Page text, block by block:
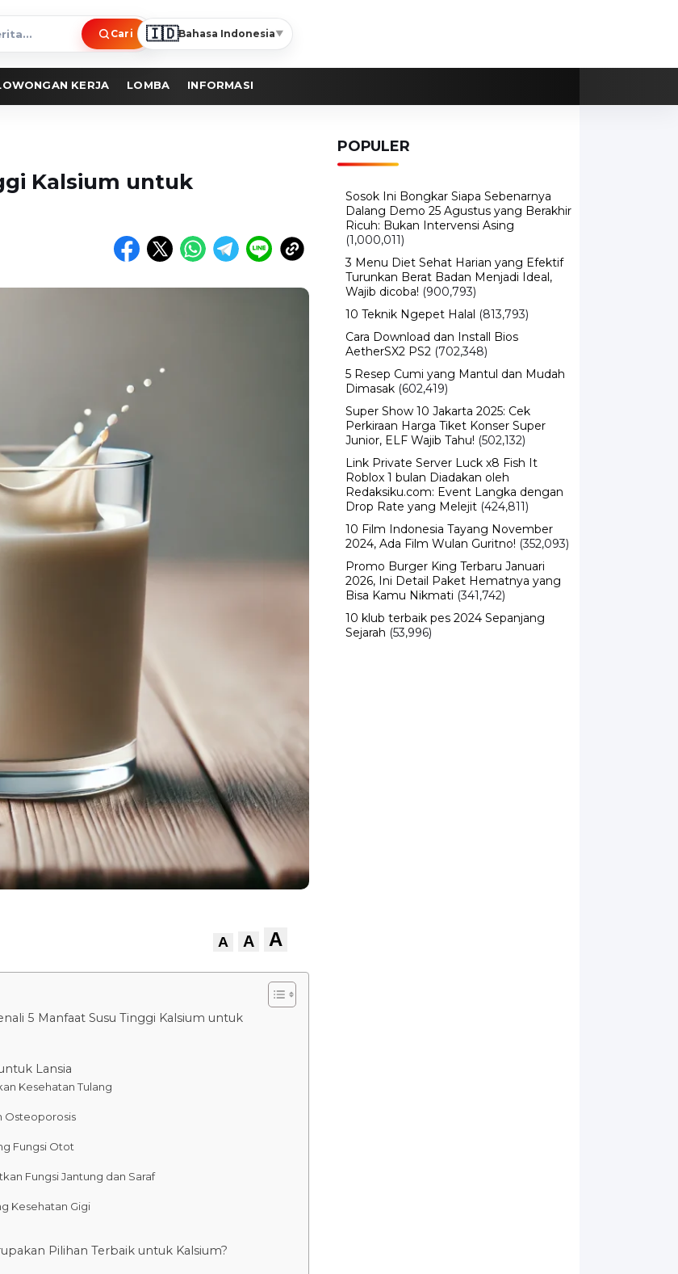
Cari 🇮🇩Bahasa Indonesia▼
KERJA LOMBA INFORMASI
Kalsium untuk
A A A
5 Manfaat Susu Tinggi Kalsium untuk
Lansia
Kesehatan Tulang
Osteoporosis
Fungsi Otot
Fungsi Jantung dan Saraf
Kesehatan Gigi
Pilihan Terbaik untuk Kalsium?
POPULER
Sosok Ini Bongkar Siapa Sebenarnya
Dalang Demo 25 Agustus yang Berakhir
Ricuh: Bukan Intervensi Asing
(1,000,011)
3 Menu Diet Sehat Harian yang Efektif
Turunkan Berat Badan Menjadi Ideal,
Wajib dicoba! (900,793)
10 Teknik Ngepet Halal (813,793)
Cara Download dan Install Bios
AetherSX2 PS2 (702,348)
5 Resep Cumi yang Mantul dan Mudah
Dimasak (602,419)
Super Show 10 Jakarta 2025: Cek
Perkiraan Harga Tiket Konser Super
Junior, ELF Wajib Tahu! (502,132)
Link Private Server Luck x8 Fish It
Roblox 1 bulan Diadakan oleh
Redaksiku.com: Event Langka dengan
Drop Rate yang Melejit (424,811)
10 Film Indonesia Tayang November
2024, Ada Film Wulan Guritno! (352,093)
Promo Burger King Terbaru Januari
2026, Ini Detail Paket Hematnya yang
Bisa Kamu Nikmati (341,742)
10 klub terbaik pes 2024 Sepanjang
Sejarah (53,996)